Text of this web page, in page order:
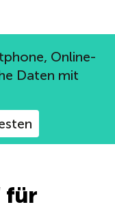
von Kaspersky
Online-
Daten mit
für